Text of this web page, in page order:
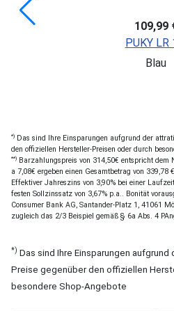
109,99
PUKY LR
Blau
*) Das sind Ihre Einsparungen aufgrund der
den offiziellen Hersteller-Preisen oder durch
**) Barzahlungspreis von 314,50€ entspricht dem
a 7,08€ ergeben einen Gesamtbetrag von 339,78
Effektiver Jahreszins von 3,90% bei einer
festen Sollzinssatz von 3,67% p.a.. Bonität
Consumer Bank AG, Santander-Platz 1, 41061
zugleich das 2/3 Beispiel gemäß § 6a Abs. 4
*) Das sind Ihre Einsparungen
Preise gegenüber den offiziellen
besondere Shop-Angebote